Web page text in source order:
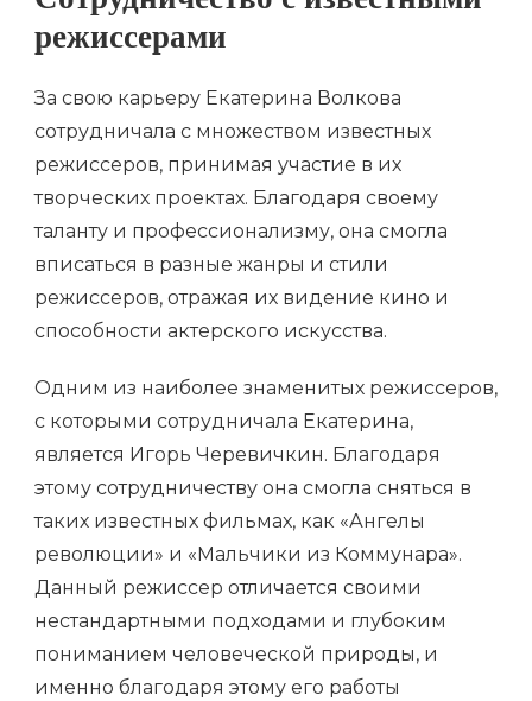
режиссерами
За свою карьеру Екатерина Волкова
сотрудничала с множеством известных
режиссеров, принимая участие в их
творческих проектах. Благодаря своему
таланту и профессионализму, она смогла
вписаться в разные жанры и стили
режиссеров, отражая их видение кино и
способности актерского искусства.
Одним из наиболее знаменитых режиссеров,
с которыми сотрудничала Екатерина,
является Игорь Черевичкин. Благодаря
этому сотрудничеству она смогла сняться в
таких известных фильмах, как «Ангелы
революции» и «Мальчики из Коммунара».
Данный режиссер отличается своими
нестандартными подходами и глубоким
пониманием человеческой природы, и
именно благодаря этому его работы